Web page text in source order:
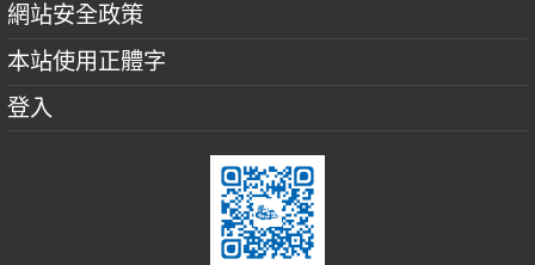
網站安全政策
本站使用正體字
登入